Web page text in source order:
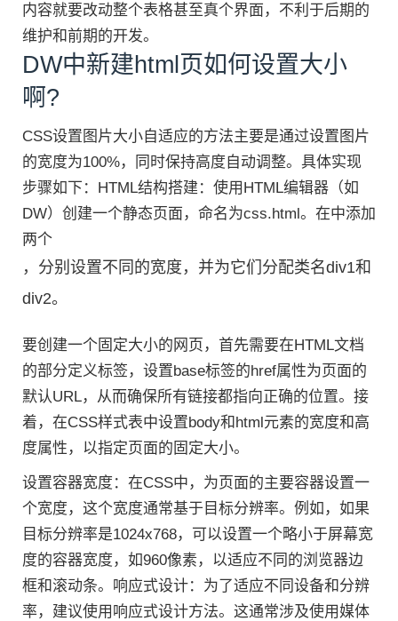
内容就要改动整个表格甚至真个界面，不利于后期的
维护和前期的开发。
DW中新建html页如何设置大小
啊?
CSS设置图片大小自适应的方法主要是通过设置图片
的宽度为100%，同时保持高度自动调整。具体实现
步骤如下：HTML结构搭建：使用HTML编辑器（如
DW）创建一个静态页面，命名为css.html。在中添加
两个
，分别设置不同的宽度，并为它们分配类名div1和
div2。
要创建一个固定大小的网页，首先需要在HTML文档
的部分定义标签，设置base标签的href属性为页面的
默认URL，从而确保所有链接都指向正确的位置。接
着，在CSS样式表中设置body和html元素的宽度和高
度属性，以指定页面的固定大小。
设置容器宽度：在CSS中，为页面的主要容器设置一
个宽度，这个宽度通常基于目标分辨率。例如，如果
目标分辨率是1024x768，可以设置一个略小于屏幕宽
度的容器宽度，如960像素，以适应不同的浏览器边
框和滚动条。响应式设计：为了适应不同设备和分辨
率，建议使用响应式设计方法。这通常涉及使用媒体